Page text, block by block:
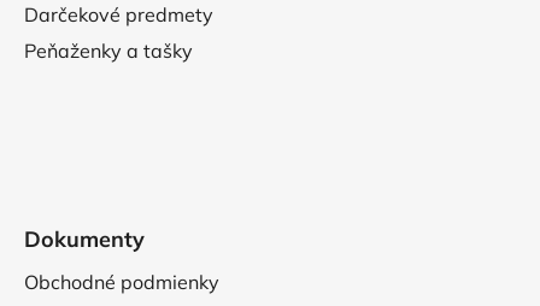
Darčekové predmety
Peňaženky a tašky
Dokumenty
Obchodné podmienky